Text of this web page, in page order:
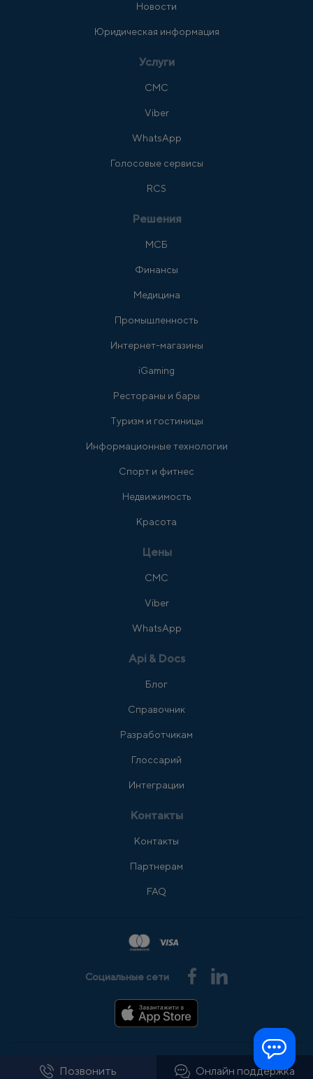
Позвонить Онлайн поддержка
Новости
Юридическая информация
Услуги
СМС
Viber
WhatsApp
Голосовые сервисы
RCS
Решения
МСБ
Финансы
Медицина
Промышленность
Интернет-магазины
iGaming
Рестораны и бары
Туризм и гостиницы
Информационные технологии
Спорт и фитнес
Недвижимость
Красота
Цены
СМС
Viber
WhatsApp
Api & Docs
Блог
Справочник
Разработчикам
Глоссарий
Интеграции
Контакты
Контакты
Партнерам
FAQ
Социальные сети
© 2008-2026 АльфаSMS Все права защищены